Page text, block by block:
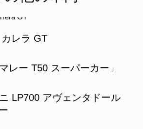
レラ GT
レー T50 スーパーカー」
LP700 アヴェンタドール